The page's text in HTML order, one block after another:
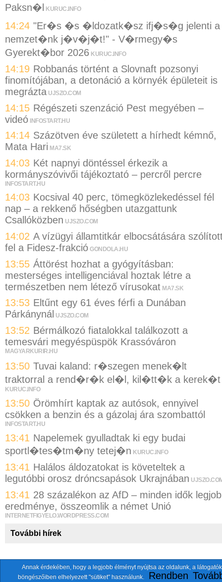
Paksn�l
KURUC.INFO
14:24 "Er�s �s �ldozatk�sz ifj�s�g jelenti a
nemzet�nk j�v�j�t!" - V�rmegy�s
Gyerekt�bor 2026 KURUC.INFO
14:19 Robbanás történt a Slovnaft pozsonyi
finomítójában, a detonáció a környék épületeit is
megrázta UJSZO.COM
14:15 Régészeti szenzáció Pest megyében –
videó INFOSTART.HU
14:14 Százötven éve született a hírhedt kémnő,
Mata Hari MA7.SK
14:03 Két napnyi döntéssel érkezik a
kormányszóvivői tájékoztató – percről percre
INFOSTART.HU
14:03 Kocsival 40 perc, tömegközlekedéssel fél
nap – a rekkenő hőségben utazgattunk
Csallóközben UJSZO.COM
14:02 A vízügyi államtitkár elbocsátására
fel a Fidesz-frakció GONDOLA.HU
13:55 Áttörést hozhat a gyógyításban:
mesterséges intelligenciával hoztak létre a
természetben nem létező vírusokat MA7.SK
13:53 Eltűnt egy 61 éves férfi a Dunában
Párkánynál UJSZO.COM
13:52 Bérmálkozó fiatalokkal találkozott a
temesvári megyéspüspök Krassóváron
MAGYARKURIR.HU
13:50 Tuvai kaland: r�szegen menek�lt
traktorral a rend�r�k el�l, kil�tt�k a kerek�t
KURUC.INFO
13:50 Örömhírt kaptak az autósok, ennyivel
csökken a benzin és a gázolaj ára szombattól
INFOSTART.HU
13:41 Napelemek gyulladtak ki egy budai
sportl�tes�tm�ny tetej�n KURUC.INFO
13:41 Halálos áldozatokat is követeltek a
legutóbbi orosz dróncsapások Ukrajnában
13:41 28 százalékon az AfD – minden idők
eredménye, összeomlik a német Unió
INTERNETFIGYELO.WORDPRESS.COM
További hírek
A fentiekkel együtt összesen118 oldaltszemlézünk.
Annak érdekében, hogy a legjobb élményt nyújtsa az oldalunk, a látogatók
böngészőiben elhelyezett "sütiket" használunk.
Rendben